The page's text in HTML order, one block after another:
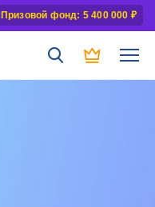
Призовой фонд: 5 400 000 ₽